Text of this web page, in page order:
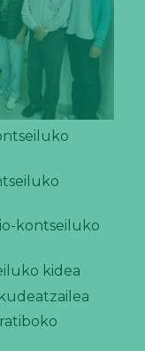
kontseiluko
kidea